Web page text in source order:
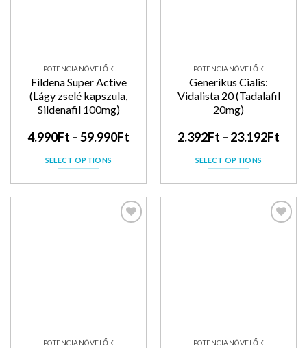
POTENCIANÖVELŐK
Fildena Super Active
(Lágy zselé kapszula,
Sildenafil 100mg)
4.990Ft –59.990Ft
SELECT OPTIONS
POTENCIANÖVELŐK
Generikus Cialis:
Vidalista 20 (Tadalafil
20mg)
2.392Ft – 23.192Ft
SELECT OPTIONS
POTENCIANÖVELŐK POTENCIANÖVELŐK